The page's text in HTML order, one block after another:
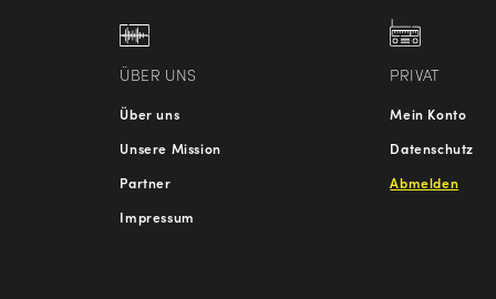
ÜBER UNS
Über uns
Unsere Mission
Partner
Impressum
PRIVAT
Mein Konto
Datenschutz
Abmelden